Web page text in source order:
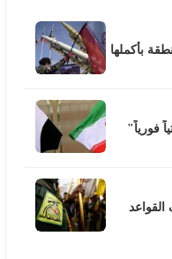
بأكملها
فورياً"
القواعد